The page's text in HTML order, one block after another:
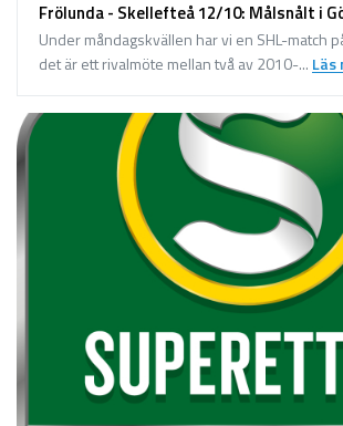
Frölunda - Skellefteå 12/10: Målsnålt i
Under måndagskvällen har vi en SHL-match
det är ett rivalmöte mellan två av 2010-... Läs